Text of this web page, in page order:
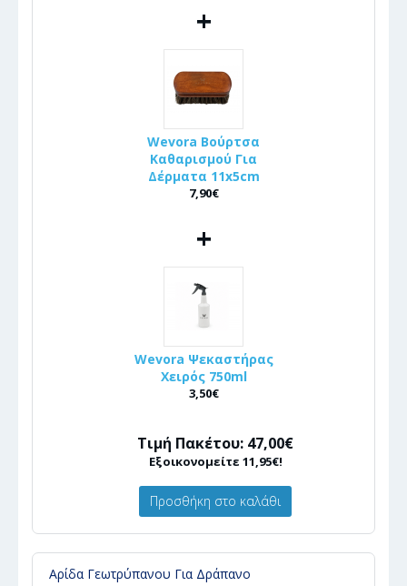
+
Wevora Βούρτσα
Καθαρισμού Για
Δέρματα 11x5cm
7,90€
+
Wevora Ψεκαστήρας
Χειρός 750ml
3,50€
Τιμή Πακέτου: 47,00€
Εξοικονομείτε 11,95€!
Προσθήκη στο καλάθι
Αρίδα Γεωτρύπανου Για Δράπανο